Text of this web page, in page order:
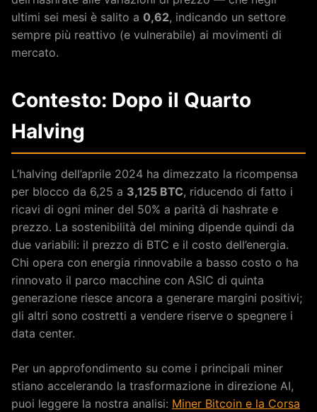
ultimi sei mesi è salito a 0,62, indicando un settore
sempre più reattivo (e vulnerabile) ai movimenti di
mercato.
Contesto: Dopo il Quarto
Halving
L’halving dell’aprile 2024 ha dimezzato la ricompensa
per blocco da 6,25 a 3,125 BTC, riducendo di fatto i
ricavi di ogni miner del 50% a parità di hashrate e
prezzo. La sostenibilità del mining dipende quindi da
due variabili: il prezzo di BTC e il costo dell’energia.
Chi opera con energia rinnovabile a basso costo o ha
rinnovato il parco macchine con ASIC di quinta
generazione riesce ancora a generare margini positivi;
gli altri sono costretti a vendere riserve o spegnere i
data center.
Per un approfondimento su come i principali miner
stiano accelerando la trasformazione in direzione AI,
puoi leggere la nostra analisi: Miner Bitcoin e la Corsa